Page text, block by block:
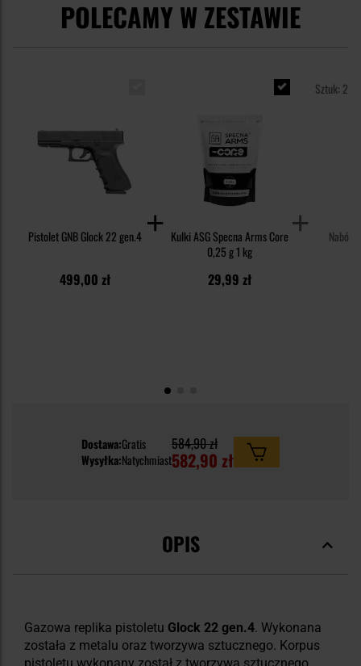
POLECAMY W ZESTAWIE
Pistolet GNB Glock 22 gen.4
499,00 zł
Kulki ASG Specna Arms Core
0,25 g 1 kg
29,99 zł
Sztuk: 2
Nabój
Dostawa:Gratis
Wysyłka:Natychmiast
584,90 zł
582,90 zł
OPIS
Gazowa replika pistoletu Glock 22 gen.4. Wykonana
została z metalu oraz tworzywa sztucznego. Korpus